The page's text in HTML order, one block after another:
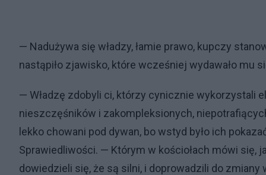
— Nadużywa się władzy, łamie prawo, kupczy
nastąpiło zjawisko, które wcześniej wydawało mu
— Władzę zdobyli ci, którzy cynicznie wykorzystali
nieszczęśników i zakompleksionych,
lekko chowani pod dywan, bo wstyd było ich
Sprawiedliwości. — Którym w kościołach mówi się,
dowiedzieli się, że są silni, i doprowadzili do